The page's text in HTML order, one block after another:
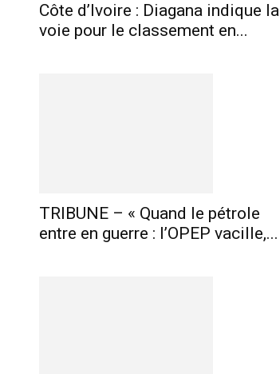
Côte d’Ivoire : Diagana indique la
voie pour le classement en...
TRIBUNE – « Quand le pétrole
entre en guerre : l’OPEP vacille,...